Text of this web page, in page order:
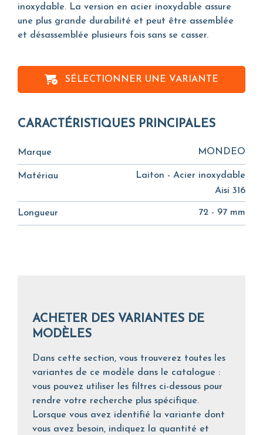
inoxydable. La version en acier inoxydable assure
une plus grande durabilité et peut être assemblée
et désassemblée plusieurs fois sans se casser.
SÉLECTIONNER UNE VARIANTE
CARACTÉRISTIQUES PRINCIPALES
Marque MONDEO
Matériau
Laiton - Acier inoxydable
Aisi 316
Longueur 72 - 97 mm
ACHETER DES VARIANTES DE
MODÈLES
Dans cette section, vous trouverez toutes les
variantes de ce modèle dans le catalogue :
vous pouvez utiliser les filtres ci-dessous pour
rendre votre recherche plus spécifique.
Lorsque vous avez identifié la variante dont
vous avez besoin, indiquez la quantité et